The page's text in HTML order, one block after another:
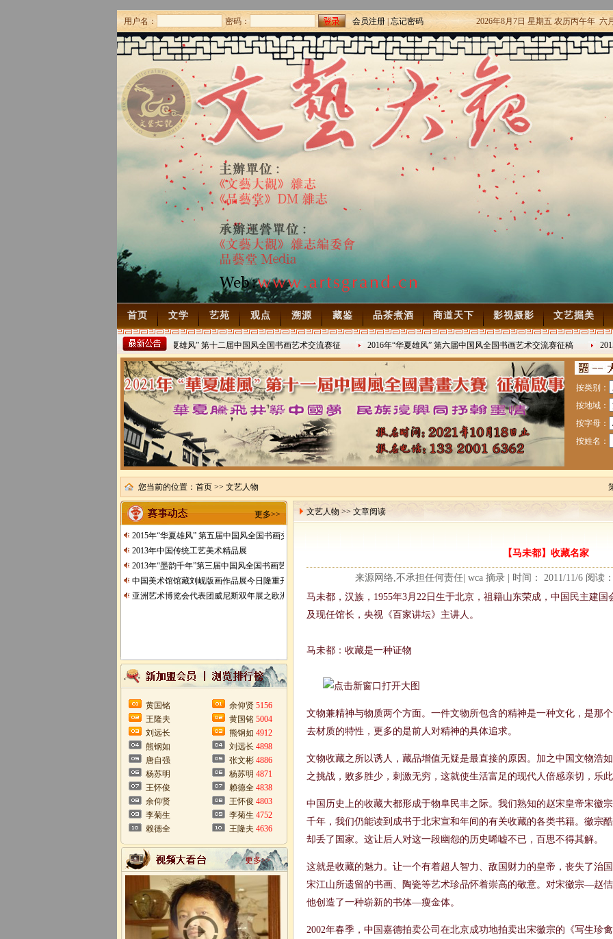
用户名： 密码： 会员注册|忘记密码 2026年8月7日 星期五 农历丙午年 六
首页 文学 艺苑 观点 溯源 藏鉴 品茶煮酒 商道天下 影视摄影 文艺掘美
2022年“华夏雄风” 第十二届中国风全国书画艺术交流赛征
2021/8/15
2016年“华夏雄风” 第六届中国风全国书画艺术交流赛征稿
2016/8/27
2015
日战争胜
按类别：
按地域：
按字母：
按姓名：
您当前的位置： 首页>> 文艺人物
更多>>
2015年“华夏雄风” 第五届中国风全国书画交流赛暨纪念抗日战争胜利70周年书画展7月28日起征稿
2013年中国传统工艺美术精品展
2013年“墨韵千年”第三届中国风全国书画艺术交流赛征稿
中国美术馆馆藏刘岘版画作品展今日隆重开展
亚洲艺术博览会代表团威尼斯双年展之欧洲行
黄国铭
王隆夫
刘远长
熊钢如
唐自强
杨苏明
王怀俊
余仰贤
李菊生
赖德全
余仰贤 5156
黄国铭 5004
熊钢如 4912
刘远长 4898
张文彬 4886
杨苏明 4871
赖德全 4838
王怀俊 4803
李菊生 4752
王隆夫 4636
更多>>
文艺人物 >> 文章阅读
【马未都】收藏名家
来源网络,不承担任何责任| wca 摘录 | 时间： 2011/11/6 阅读
马未都，汉族，1955年3月22日生于北京，祖籍山东荣成，中国民主建
及现任馆长，央视《百家讲坛》主讲人。
马未都：收藏是一种证物
文物兼精神与物质两个方面。一件文物所包含的精神是一种文化，是那
去材质的特性，更多的是前人对精神的具体追求。
文物收藏之所以诱人，藏品增值无疑是最直接的原因。加之中国文物浩
之挑战，败多胜少，刺激无穷，这就使生活富足的现代人倍感亲切，乐
中国历史上的收藏大都形成于物阜民丰之际。我们熟知的赵宋皇帝宋徽
千年，我们仍能读到成书于北宋宣和年间的有关收藏的各类书籍。徽宗
却丢了国家。这让后人对这一段幽怨的历史唏嘘不已，百思不得其解。
这就是收藏的魅力。让一个有着超人智力、敌国财力的皇帝，丧失了治
宋江山所遗留的书画、陶瓷等艺术珍品怀着崇高的敬意。对宋徽宗—赵
他创造了一种崭新的书体—瘦金体。
2002年春季，中国嘉德拍卖公司在北京成功地拍卖出宋徽宗的《写生珍